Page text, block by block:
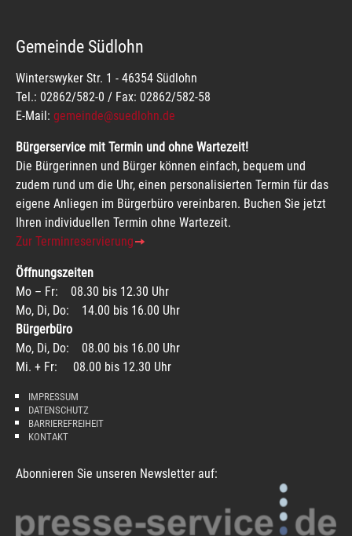
Gemeinde Südlohn
Winterswyker Str. 1 - 46354 Südlohn
Tel.: 02862/582-0 / Fax: 02862/582-58
E-Mail: gemeinde@suedlohn.de
Bürgerservice mit Termin und ohne Wartezeit!
Die Bürgerinnen und Bürger können einfach, bequem und
zudem rund um die Uhr, einen personalisierten Termin für das
eigene Anliegen im Bürgerbüro vereinbaren. Buchen Sie jetzt
Ihren individuellen Termin ohne Wartezeit.
Zur Terminreservierung
Öffnungszeiten
Mo – Fr: 08.30 bis 12.30 Uhr
Mo, Di, Do: 14.00 bis 16.00 Uhr
Bürgerbüro
Mo, Di, Do: 08.00 bis 16.00 Uhr
Mi. + Fr: 08.00 bis 12.30 Uhr
IMPRESSUM
DATENSCHUTZ
BARRIEREFREIHEIT
KONTAKT
Abonnieren Sie unseren Newsletter auf: